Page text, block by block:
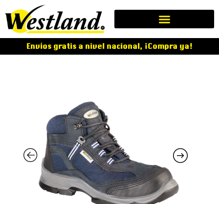
Envíos gratis a nivel nacional, ¡Compra ya!